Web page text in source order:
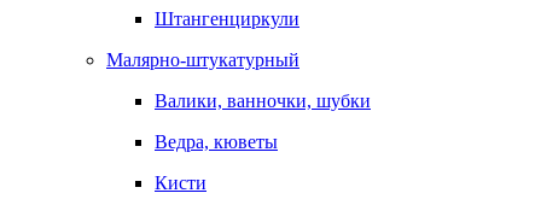
Штангенциркули
Малярно-штукатурный
Валики, ванночки, шубки
Ведра, кюветы
Кисти